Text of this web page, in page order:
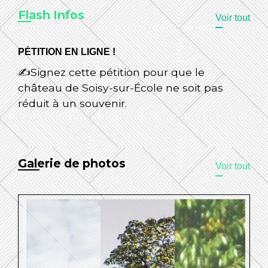
Voir tout
PÉTITION EN LIGNE !
✍️Signez cette pétition pour que le
château de Soisy-sur-École ne soit pas
réduit à un souvenir.
chevron_left Previous
chevron_rightNext
Galerie de photos Voir tout